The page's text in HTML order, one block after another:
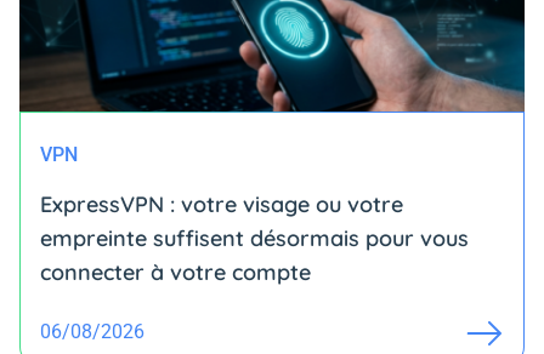
VPN
ExpressVPN : votre visage ou votre
empreinte suffisent désormais pour vous
connecter à votre compte
06/08/2026